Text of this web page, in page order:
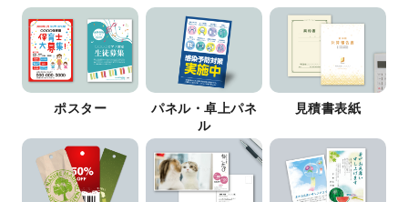
ポスター
パネル・卓上パネ
ル
見積書表紙